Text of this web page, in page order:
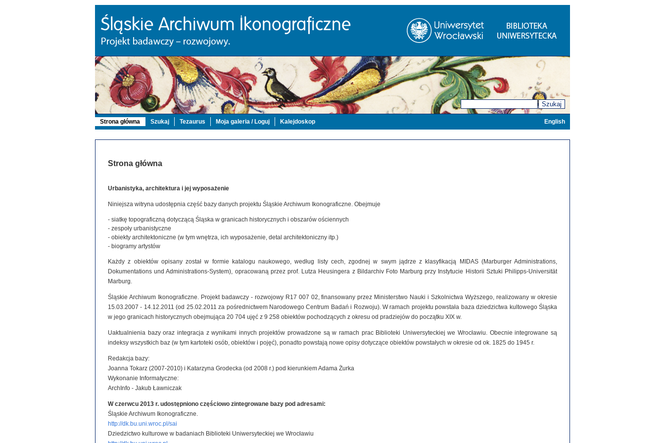
Szukaj
Strona główna Szukaj Tezaurus Moja galeria / Loguj Kalejdoskop English
Strona główna
Urbanistyka, architektura i jej wyposażenie
Niniejsza witryna udostępnia część bazy danych projektu Śląskie Archiwum Ikonograficzne. Obejmuje
- siatkę topograficzną dotyczącą Śląska w granicach historycznych i obszarów ościennych
- zespoły urbanistyczne
- obiekty architektoniczne (w tym wnętrza, ich wyposażenie, detal architektoniczny itp.)
- biogramy artystów
Każdy z obiektów opisany został w formie katalogu naukowego, według listy cech, zgodnej w swym jądrze z klasyfikacją MIDAS (Marburger Administrations,
Dokumentations und Administrations-System), opracowaną przez prof. Lutza Heusingera z Bildarchiv Foto Marburg przy Instytucie Historii Sztuki Philipps-Universität
Marburg.
Śląskie Archiwum Ikonograficzne. Projekt badawczy - rozwojowy R17 007 02, finansowany przez Ministerstwo Nauki i Szkolnictwa Wyższego, realizowany w okresie
15.03.2007 - 14.12.2011 (od 25.02.2011 za pośrednictwem Narodowego Centrum Badań i Rozwoju). W ramach projektu powstała baza dziedzictwa kultowego Śląska
w jego granicach historycznych obejmująca 20 704 ujęć z 9 258 obiektów pochodzących z okresu od pradziejów do początku XIX w.
Uaktualnienia bazy oraz integracja z wynikami innych projektów prowadzone są w ramach prac Biblioteki Uniwersyteckiej we Wrocławiu. Obecnie integrowane są
indeksy wszystkich baz (w tym kartoteki osób, obiektów i pojęć), ponadto powstają nowe opisy dotyczące obiektów powstałych w okresie od ok. 1825 do 1945 r.
Redakcja bazy:
Joanna Tokarz (2007-2010) i Katarzyna Grodecka (od 2008 r.) pod kierunkiem Adama Żurka
Wykonanie Informatyczne:
ArchInfo - Jakub Ławniczak
W czerwcu 2013 r. udostępniono częściowo zintegrowane bazy pod adresami:
Śląskie Archiwum Ikonograficzne.
http://dk.bu.uni.wroc.pl/sai
Dziedzictwo kulturowe w badaniach Biblioteki Uniwersyteckiej we Wrocławiu